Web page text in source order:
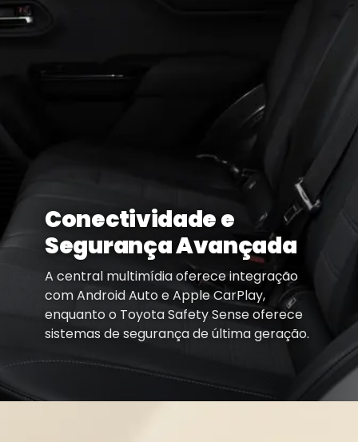
Conectividade e
Segurança Avançada
A central multimídia oferece integração
com Android Auto e Apple CarPlay,
enquanto o Toyota Safety Sense oferece
sistemas de segurança de última geração.